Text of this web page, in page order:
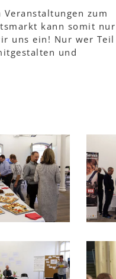
zum
kann somit nur
uns ein! Nur wer Teil
und